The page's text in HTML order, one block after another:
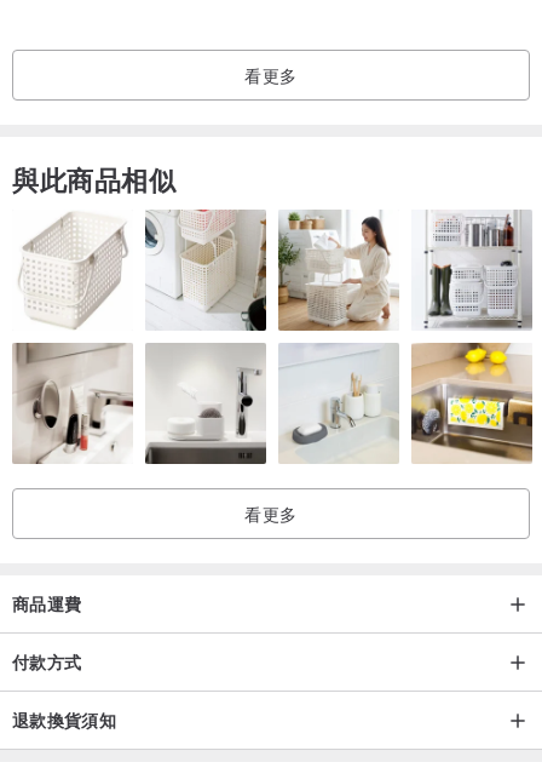
看更多
與此商品相似
看更多
商品運費
付款方式
退款換貨須知